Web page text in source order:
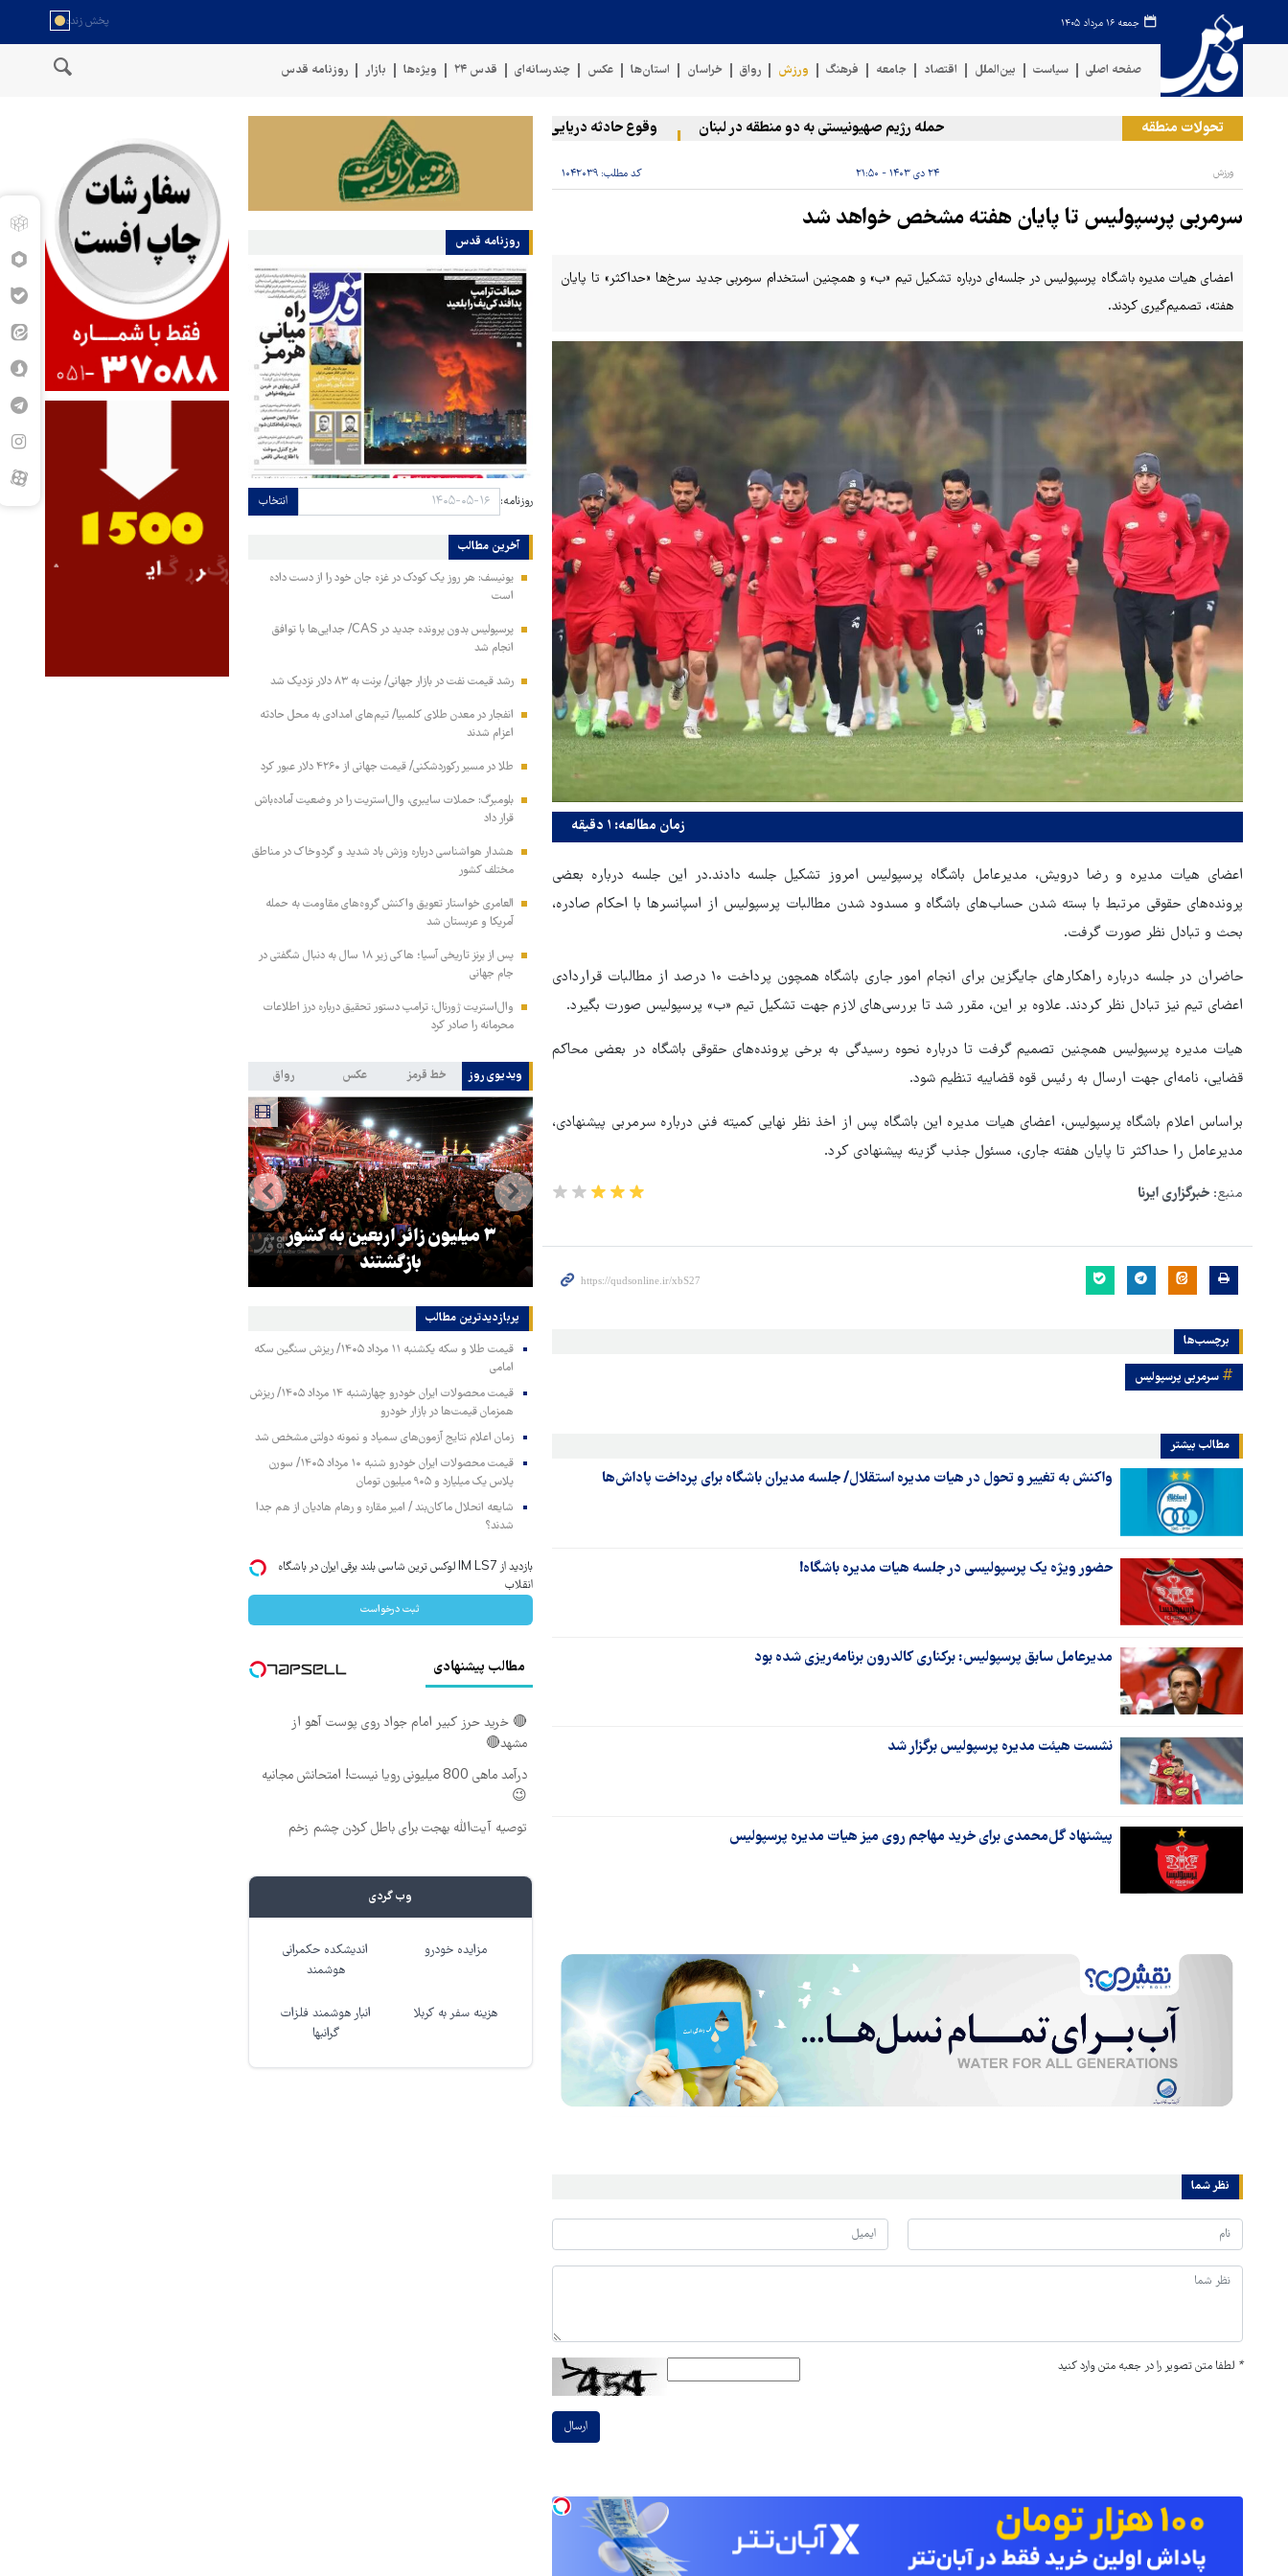
جمعه ۱۶ مرداد ۱۴۰۵
صفحه اصلی سیاست بین‌الملل اقتصاد جامعه فرهنگ ورزش رواق خراسان استان‌ها عکس چندرسانه‌ای قدس ۲۴ ویژه‌ها بازار روزنامه قدس
تحولات منطقه حمله رژیم صهیونیستی به دو منطقه در لبنان وقوع حادثه دریایی در سواحل عمان سخنگوی نیروهای مسلح یمن: کشتی نفتی عربستان را با موشک بالستیک هدف
ورزش ۲۴ دی ۱۴۰۳ - ۲۱:۵۰ کد مطلب: ۱۰۴۲۰۳۹
سرمربی پرسپولیس تا پایان هفته مشخص خواهد شد
اعضای هیات مدیره باشگاه پرسپولیس در جلسه‌ای درباره تشکیل تیم «ب» و همچنین استخدام سرمربی جدید سرخ‌ها «حداکثر» تا پایان
هفته، تصمیم‌گیری کردند.
زمان مطالعه: ۱ دقیقه
اعضای هیات مدیره و رضا درویش، مدیرعامل باشگاه پرسپولیس امروز تشکیل جلسه دادند.در این جلسه درباره بعضی
پرونده‌های حقوقی مرتبط با بسته شدن حساب‌های باشگاه و مسدود شدن مطالبات پرسپولیس از اسپانسرها با احکام صادره،
بحث و تبادل نظر صورت گرفت.
حاضران در جلسه درباره راهکارهای جایگزین برای انجام امور جاری باشگاه همچون پرداخت ۱۰ درصد از مطالبات قراردادی
اعضای تیم نیز تبادل نظر کردند. علاوه بر این، مقرر شد تا بررسی‌های لازم جهت تشکیل تیم «ب» پرسپولیس صورت بگیرد.
هیات مدیره پرسپولیس همچنین تصمیم گرفت تا درباره نحوه رسیدگی به برخی پرونده‌های حقوقی باشگاه در بعضی محاکم
قضایی، نامه‌ای جهت ارسال به رئیس قوه قضاییه تنظیم شود.
براساس اعلام باشگاه پرسپولیس، اعضای هیات مدیره این باشگاه پس از اخذ نظر نهایی کمیته فنی درباره سرمربی پیشنهادی،
مدیرعامل را حداکثر تا پایان هفته جاری، مسئول جذب گزینه پیشنهادی کرد.
منبع: خبرگزاری ایرنا
برچسب‌ها
سرمربی پرسپولیس
مطالب بیشتر
واکنش به تغییر و تحول در هیات مدیره استقلال/ جلسه مدیران باشگاه برای پرداخت پاداش‌ها
حضور ویژه یک پرسپولیسی در جلسه هیات مدیره باشگاه!
مدیرعامل سابق پرسپولیس: برکناری کالدرون برنامه‌ریزی شده بود
نشست هیئت مدیره پرسپولیس برگزار شد
پیشنهاد گل‌محمدی برای خرید مهاجم روی میز هیات مدیره پرسپولیس
نظر شما
* لطفا متن تصویر را در جعبه متن وارد کنید
ارسال
روزنامه قدس
روزنامه: انتخاب
آخرین مطالب
یونیسف: هر روز یک کودک در غزه جان خود را از دست داده
است
پرسپولیس بدون پرونده جدید در CAS/ جدایی‌ها با توافق
انجام شد
رشد قیمت نفت در بازار جهانی/ برنت به ۸۳ دلار نزدیک شد
انفجار در معدن طلای کلمبیا/ تیم‌های امدادی به محل حادثه
اعزام شدند
طلا در مسیر رکوردشکنی/ قیمت جهانی از ۴۲۶۰ دلار عبور کرد
بلومبرگ: حملات سایبری، وال‌استریت را در وضعیت آماده‌باش
قرار داد
هشدار هواشناسی درباره وزش باد شدید و گردوخاک در مناطق
مختلف کشور
العامری خواستار تعویق واکنش گروه‌های مقاومت به حمله
آمریکا و عربستان شد
پس از برنز تاریخی آسیا؛ هاکی زیر ۱۸ سال به دنبال شگفتی در
جام جهانی
وال‌استریت ژورنال: ترامپ دستور تحقیق درباره درز اطلاعات
محرمانه را صادر کرد
ویدیوی روز خط قرمز عکس رواق
۳ میلیون زائر اربعین به کشور
بازگشتند
پربازدیدترین‌ مطالب
قیمت طلا و سکه یکشنبه ۱۱ مرداد ۱۴۰۵/ ریزش سنگین سکه
امامی
قیمت محصولات ایران خودرو چهارشنبه ۱۴ مرداد ۱۴۰۵/ ریزش
همزمان قیمت‌ها در بازار خودرو
زمان اعلام نتایج آزمون‌های سمپاد و نمونه دولتی مشخص شد
قیمت محصولات ایران خودرو شنبه ۱۰ مرداد ۱۴۰۵/ سورن
پلاس یک میلیارد و ۹۰۵ میلیون تومان
شایعه انحلال ماکان‌بند / امیر مقاره و رهام هادیان از هم جدا
شدند؟
بازدید از IM LS7 لوکس ترین شاسی بلند برقی ایران در باشگاه
انقلاب
ثبت درخواست
مطالب پیشنهادی
🔴 خرید حرز کبیر امام جواد روی پوست آهو از
مشهد🔴
درآمد ماهی 800 میلیونی رویا نیست! امتحانش مجانیه
😉
توصیه آیت‌الله بهجت برای باطل کردن چشم زخم
وب گردی
مزایده خودرو
اندیشکده حکمرانی
هوشمند
هزینه سفر به کربلا
انبار هوشمند فلزات
گرانبها